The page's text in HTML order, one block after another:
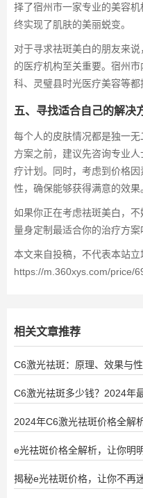
择了宿州市一家专业的美容
终实现了肌肤的美丽蜕变。
对于寻求祛斑美白的朋友来
的医疗机构至关重要。宿州
科、灵璧县时光医疗美容等都
五、寻找适合自己的解决
每个人的皮肤情况都是独一
方案之前，建议先咨询专业
疗计划。同时，考虑到价格
性，确保能够获得满意的效果
如果你正在考虑祛斑美白，
量身定制最适合你的治疗方案
本文来自投稿，不代表本站立
https://m.360xys.com/price/
相关文章推荐
C6激光祛斑：原理、效果与
C6激光祛斑多少钱？2024年
2024年C6激光祛斑价格全解
e光祛斑价格全解析，让你明
揭秘e光祛斑价格，让你不再